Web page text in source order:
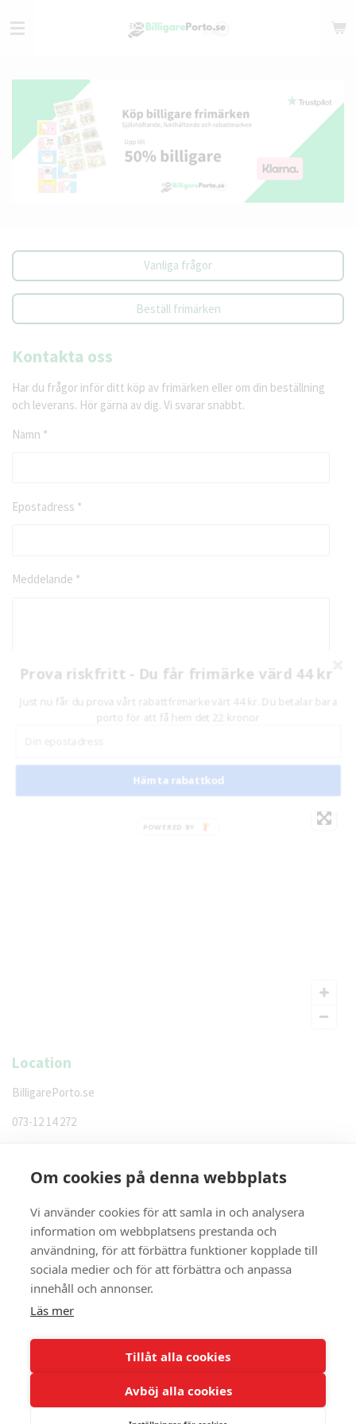
till
Vanliga frågor
Beställ frimärken
Kontakta oss
Har du frågor inför ditt köp av frimärken eller om din beställning
och leverans. Hör gärna av dig. Vi svarar snabbt.
Namn *
Epostadress *
Meddelande *
Skicka
Location
BilligarePorto.se
073-12 14 272
Stockholm, Sverige
Kontakta oss
POSTSERVICE - vi printar & postar åt dig
BilligarePorto.se | info@billigareporto.se |
Skickadirekt|Portohöjning 2025| Postnord digitalt frimärke|Frimärke pris|Vad
| Postnord Utdelningsdag |Billiga kuvert med tryck
Kontakt
Om cookies på denna webbplats
Vi använder cookies för att samla in och analysera
information om webbplatsens prestanda och
användning, för att förbättra funktioner kopplade till
sociala medier och för att förbättra och anpassa
innehåll och annonser.
Läs mer
Tillåt alla cookies
Avböj alla cookies
Prova riskfritt - Du får frimärke värd 44 kr
Just nu får du prova vårt rabattfrimärke värt 44 kr. Du betalar bara
porto för att få hem det 22 kronor
Hämta rabattkod
POWERED BY